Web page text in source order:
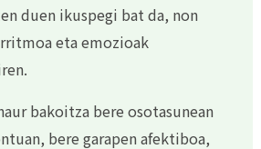
duen ikuspegi bat da, non
eta emozioak
bakoitza bere osotasunean
bere garapen afektiboa,